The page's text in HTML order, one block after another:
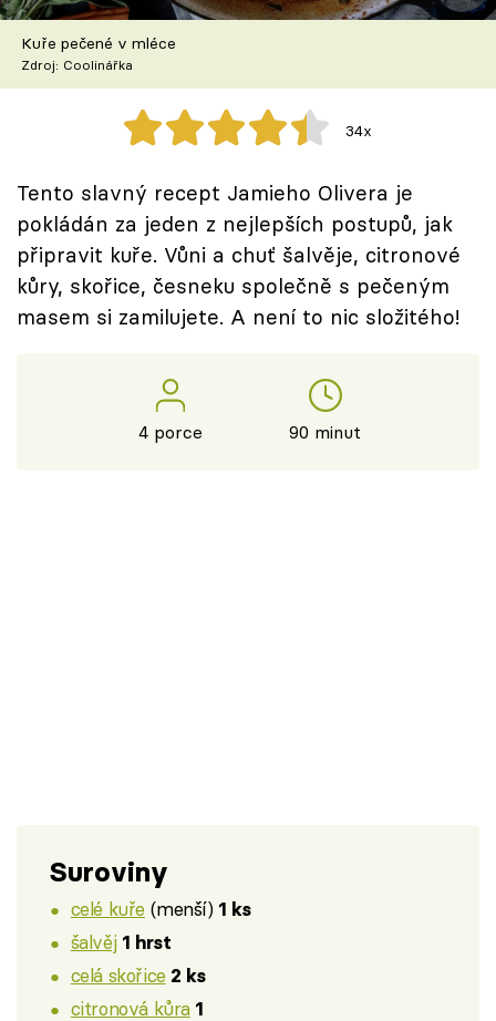
Škola vaření
Recepty z TV
Speciál: Cuketa
Těhotnej kuchař
Sledujte prima+
Přihlášení
Kuře pečené v mléce
Zdroj: Coolinářka
34x
Tento slavný recept Jamieho Olivera je
pokládán za jeden z nejlepších postupů, jak
připravit kuře. Vůni a chuť šalvěje, citronové
kůry, skořice, česneku společně s pečeným
masem si zamilujete. A není to nic složitého!
4 porce 90 minut
Suroviny
celé kuře (menší) 1 ks
šalvěj 1 hrst
celá skořice 2 ks
citronová kůra 1